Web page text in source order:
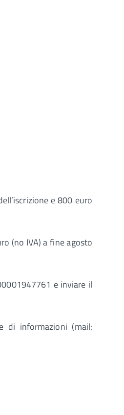
e 800 euro
(no IVA) a fine agosto
e inviare il
di informazioni (mail: